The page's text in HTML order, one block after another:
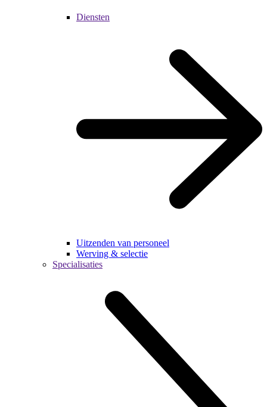
Diensten
Uitzenden van personeel
Werving & selectie
Specialisaties